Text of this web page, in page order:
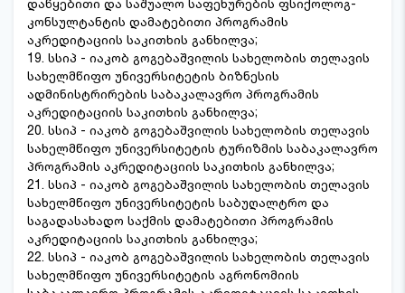
დაწყებითი და საშუალო საფეხურების ფსიქოლოგ-
კონსულტანტის დამატებითი პროგრამის
აკრედიტაციის საკითხის განხილვა;
19. სსიპ - იაკობ გოგებაშვილის სახელობის თელავის
სახელმწიფო უნივერსიტეტის ბიზნესის
ადმინისტრირების საბაკალავრო პროგრამის
აკრედიტაციის საკითხის განხილვა;
20. სსიპ - იაკობ გოგებაშვილის სახელობის თელავის
სახელმწიფო უნივერსიტეტის ტურიზმის საბაკალავრო
პროგრამის აკრედიტაციის საკითხის განხილვა;
21. სსიპ - იაკობ გოგებაშვილის სახელობის თელავის
სახელმწიფო უნივერსიტეტის საბუღალტრო და
საგადასახადო საქმის დამატებითი პროგრამის
აკრედიტაციის საკითხის განხილვა;
22. სსიპ - იაკობ გოგებაშვილის სახელობის თელავის
სახელმწიფო უნივერსიტეტის აგრონომიის